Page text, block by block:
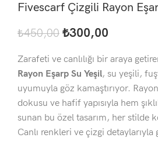
Fivescarf Çizgili Rayon
₺450,00 ₺300,00
Zarafeti ve canlılığı bir araya
Rayon Eşarp Su Yeşil, su yeşili,
uyumuyla göz kamaştırıyor.
dokusu ve hafif yapısıyla hem
sunan bu özel tasarım, her stilde
Canlı renkleri ve çizgi detaylarıyla